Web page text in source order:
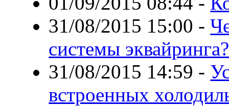
31/08/2015 15:00 -
системы эквайринга?
31/08/2015 14:59 -
встроенных